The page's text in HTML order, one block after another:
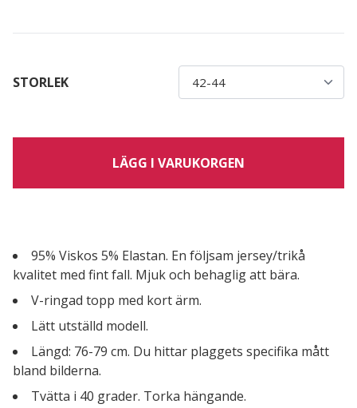
STORLEK
LÄGG I VARUKORGEN
95% Viskos 5% Elastan. En följsam jersey/trikå
kvalitet med fint fall. Mjuk och behaglig att bära.
V-ringad topp med kort ärm.
Lätt utställd modell.
Längd: 76-79 cm. Du hittar plaggets specifika mått
bland bilderna.
Tvätta i 40 grader. Torka hängande.